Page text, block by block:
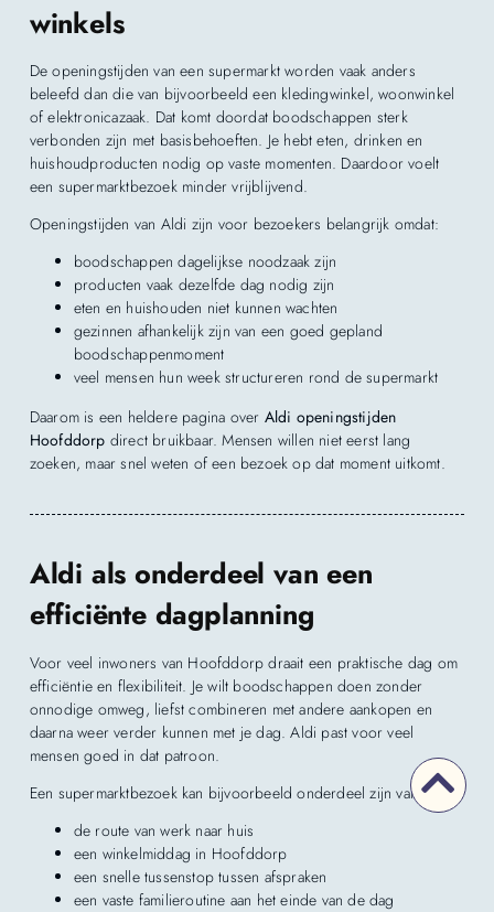
winkels
De openingstijden van een supermarkt worden vaak anders
beleefd dan die van bijvoorbeeld een kledingwinkel, woonwinkel
of elektronicazaak. Dat komt doordat boodschappen sterk
verbonden zijn met basisbehoeften. Je hebt eten, drinken en
huishoudproducten nodig op vaste momenten. Daardoor voelt
een supermarktbezoek minder vrijblijvend.
Openingstijden van Aldi zijn voor bezoekers belangrijk omdat:
boodschappen dagelijkse noodzaak zijn
producten vaak dezelfde dag nodig zijn
eten en huishouden niet kunnen wachten
gezinnen afhankelijk zijn van een goed gepland
boodschappenmoment
veel mensen hun week structureren rond de supermarkt
Daarom is een heldere pagina over Aldi openingstijden
Hoofddorp direct bruikbaar. Mensen willen niet eerst lang
zoeken, maar snel weten of een bezoek op dat moment uitkomt.
Aldi als onderdeel van een
efficiënte dagplanning
Voor veel inwoners van Hoofddorp draait een praktische dag om
efficiëntie en flexibiliteit. Je wilt boodschappen doen zonder
onnodige omweg, liefst combineren met andere aankopen en
daarna weer verder kunnen met je dag. Aldi past voor veel
mensen goed in dat patroon.
Een supermarktbezoek kan bijvoorbeeld onderdeel zijn van:
de route van werk naar huis
een winkelmiddag in Hoofddorp
een snelle tussenstop tussen afspraken
een vaste familieroutine aan het einde van de dag